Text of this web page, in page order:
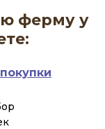
ферму у